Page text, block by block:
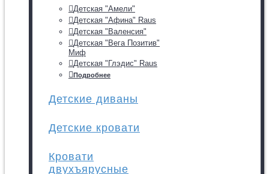
Детская "Амели"
Детская "Афина" Raus
Детская "Валенсия"
Детская "Вега Позитив"
Миф
Детская "Глэдис" Raus
Подробнее
Детские диваны
Детские кровати
Кровати
двухъярусные